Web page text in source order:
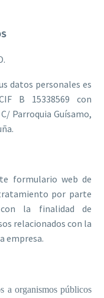
datos personales es
B 15338569 con
Parroquia Guísamo,
formulario web de
por parte
la finalidad de
relacionados con la
empresa.
a organismos públicos